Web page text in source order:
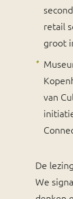
retail
groot
van
De
We